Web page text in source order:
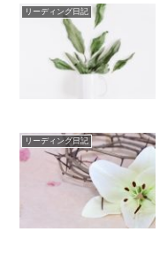
リーディング日記
リーディング日記